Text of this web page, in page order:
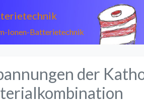
Ionen-Batterietechnik
der